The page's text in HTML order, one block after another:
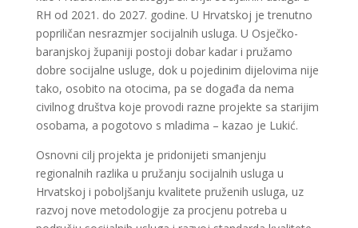
RH od 2021. do 2027. godine. U Hrvatskoj je trenutno
popriličan nesrazmjer socijalnih usluga. U Osječko-
baranjskoj županiji postoji dobar kadar i pružamo
dobre socijalne usluge, dok u pojedinim dijelovima nije
tako, osobito na otocima, pa se događa da nema
civilnog društva koje provodi razne projekte sa starijim
osobama, a pogotovo s mladima – kazao je Lukić.
Osnovni cilj projekta je pridonijeti smanjenju
regionalnih razlika u pružanju socijalnih usluga u
Hrvatskoj i poboljšanju kvalitete pruženih usluga, uz
razvoj nove metodologije za procjenu potreba u